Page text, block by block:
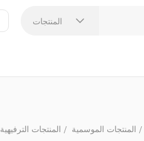
المنتجات
المنتجات الترفيهية المنتجات الموسمية